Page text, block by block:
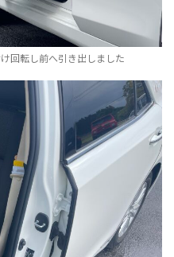
回転し前へ引き出しました